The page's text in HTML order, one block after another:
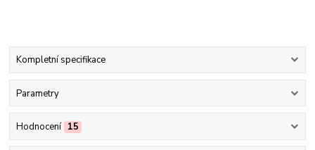
Kompletní specifikace
Parametry
Hodnocení 15